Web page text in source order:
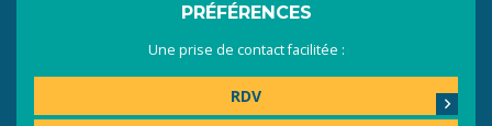
PRÉFÉRENCES
Une prise de contact facilitée :
RDV